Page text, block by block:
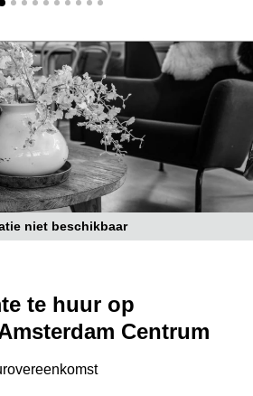
niet beschikbaar
te huur op
Centrum